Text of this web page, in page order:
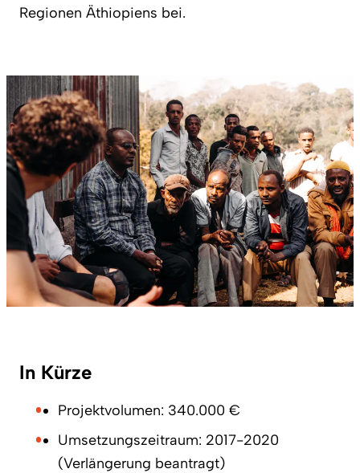
Regionen Äthiopiens bei.
In Kürze
Projektvolumen: 340.000 €
Umsetzungszeitraum: 2017-2020
(Verlängerung beantragt)